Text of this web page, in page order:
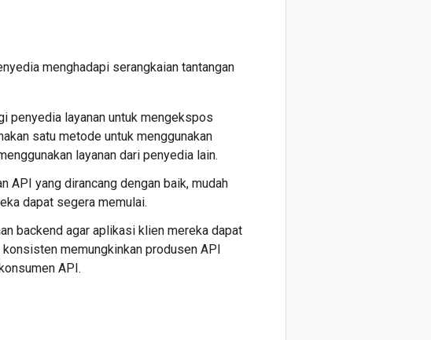
menghadapi serangkaian tantangan
penyedia layanan untuk mengekspos
satu metode untuk menggunakan
layanan dari penyedia lain.
API yang dirancang dengan baik, mudah
dapat segera memulai.
backend agar aplikasi klien mereka dapat
konsisten memungkinkan produsen API
API.